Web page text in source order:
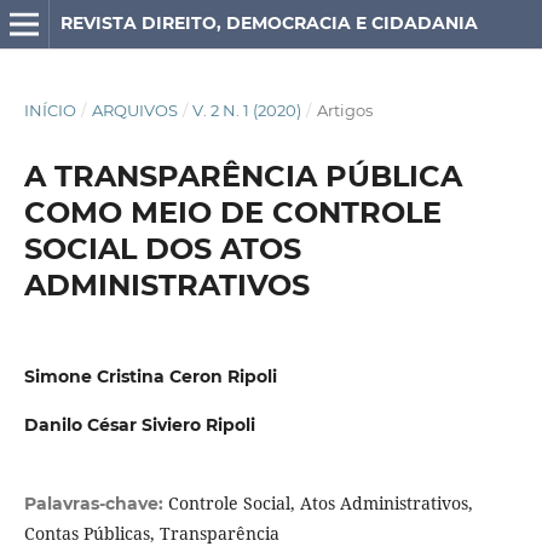
REVISTA DIREITO, DEMOCRACIA E CIDADANIA
INÍCIO / ARQUIVOS / V. 2 N. 1 (2020) / Artigos
A TRANSPARÊNCIA PÚBLICA
COMO MEIO DE CONTROLE
SOCIAL DOS ATOS
ADMINISTRATIVOS
Simone Cristina Ceron Ripoli
Danilo César Siviero Ripoli
Palavras-chave: Controle Social, Atos Administrativos,
Contas Públicas, Transparência